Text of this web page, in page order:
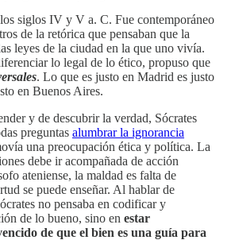
siglos IV y V a. C. Fue contemporáneo
de la retórica que pensaban que la
leyes de la ciudad en la que uno vivía.
lo legal de lo ético, propuso que
. Lo que es justo en Madrid es justo
en Buenos Aires.
y de descubrir la verdad, Sócrates
preguntas alumbrar la ignorancia
una preocupación ética y política. La
debe ir acompañada de acción
ateniense, la maldad es falta de
se puede enseñar. Al hablar de
no pensaba en codificar y
de lo bueno, sino en estar
de que el bien es una guía para